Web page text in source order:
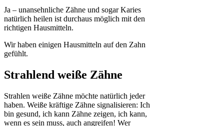
Ja – unansehnliche Zähne und sogar Karies
natürlich heilen ist durchaus möglich mit den
richtigen Hausmitteln.
Wir haben einigen Hausmitteln auf den Zahn
gefühlt.
Strahlend weiße Zähne
Strahlen weiße Zähne möchte natürlich jeder
haben. Weiße kräftige Zähne signalisieren: Ich
bin gesund, ich kann Zähne zeigen, ich kann,
wenn es sein muss, auch angreifen! Wer